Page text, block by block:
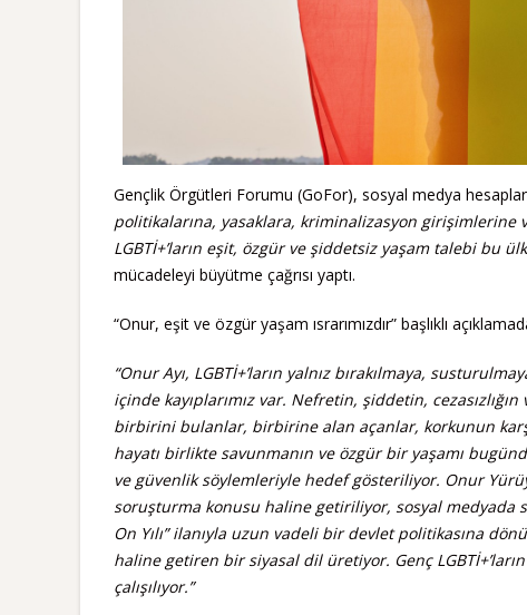
Gençlik Örgütleri Forumu (GoFor), sosyal medya
politikalarına, yasaklara, kriminalizasyon girişimlerine
LGBTİ+’ların eşit, özgür ve şiddetsiz yaşam talebi bu
mücadeleyi büyütme çağrısı yaptı.
“Onur, eşit ve özgür yaşam ısrarımızdır” başlıklı
“Onur Ayı, LGBTİ+’ların yalnız bırakılmaya,
içinde kayıplarımız var. Nefretin, şiddetin,
birbirini bulanlar, birbirine alan açanlar, korkunun
hayatı birlikte savunmanın ve özgür bir yaşamı
ve güvenlik söylemleriyle hedef gösteriliyor. Onur
soruşturma konusu haline getiriliyor, sosyal medyada
On Yılı” ilanıyla uzun vadeli bir devlet politikasına
haline getiren bir siyasal dil üretiyor. Genç
çalışılıyor.”